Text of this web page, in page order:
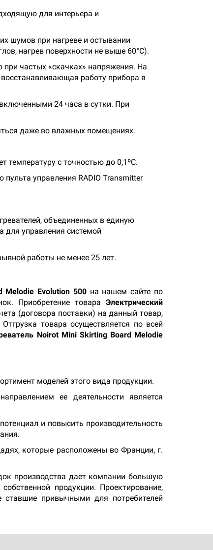
для интерьера и
шумов при нагреве и остывании
нагрев поверхности не выше 60°С).
частых «скачках» напряжения. На
работу прибора в
24 часа в сутки. При
даже во влажных помещениях.
температуру с точностью до 0,1ºС.
управления RADIO Transmitter
объединенных в единую
для управления системой
работы не менее 25 лет.
Melodie Evolution 500на нашем сайте по
Приобретение товара Электрический
(договора поставки) на данный товар,
товара осуществляется по всей
Noirot Mini Skirting Board Melodie
моделей этого вида продукции.
ее деятельности является
и повысить производительность
которые расположены во Франции, г.
производства дает компании большую
продукции. Проектирование,
ставшие привычными для потребителей